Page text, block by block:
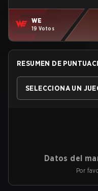
WE
19 Votos
RESUMEN DE
SELECCIONA UN
Datos del
Por